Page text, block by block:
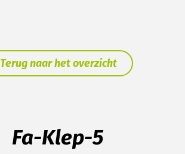
Terug naar het overzicht
Fa-Klep-5